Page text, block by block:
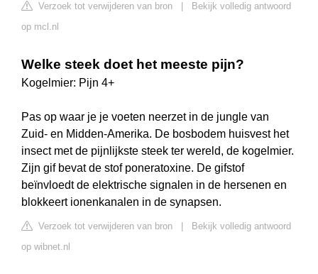
Verzoek tot verwijderen van bron
Bekijk volledig antwoord
op mcl.nl
Welke steek doet het meeste pijn?
Kogelmier: Pijn 4+
Pas op waar je je voeten neerzet in de jungle van
Zuid- en Midden-Amerika. De bosbodem huisvest het
insect met de pijnlijkste steek ter wereld, de kogelmier.
Zijn gif bevat de stof poneratoxine. De gifstof
beïnvloedt de elektrische signalen in de hersenen en
blokkeert ionenkanalen in de synapsen.
Verzoek tot verwijderen van bron
Bekijk volledig antwoord
op wibnet.nl